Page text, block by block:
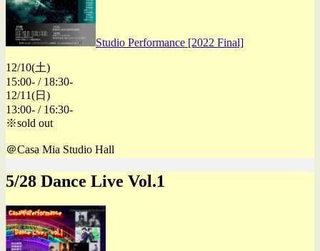
Studio Performance [2022 Final]
12/10(土)
15:00- / 18:30-
12/11(日)
13:00- / 16:30-
※sold out
＠Casa Mia Studio Hall
5/28 Dance Live Vol.1